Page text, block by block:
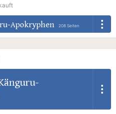
Apokryphen 208 Seiten